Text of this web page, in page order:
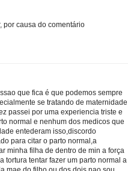
por causa do comentário
que fica é que podemos sempre
se tratando de maternidade
passei por uma experiencia triste e
normal e nenhum dos medicos que
entederam isso,discordo
para citar o parto normal,a
minha filha de dentro de min a força
tortura tentar fazer um parto normal a